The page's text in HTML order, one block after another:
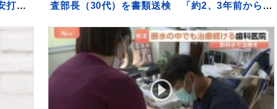
の7
査部長（30代）を書類送検 「約2、3年前から盗